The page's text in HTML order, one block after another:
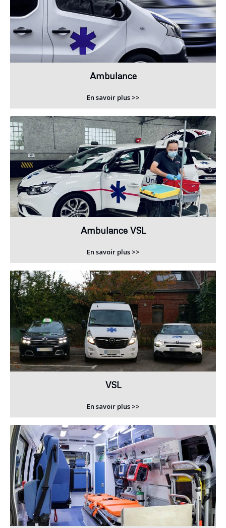
Ambulance
En savoir plus >>
Ambulance VSL
En savoir plus >>
VSL
En savoir plus >>